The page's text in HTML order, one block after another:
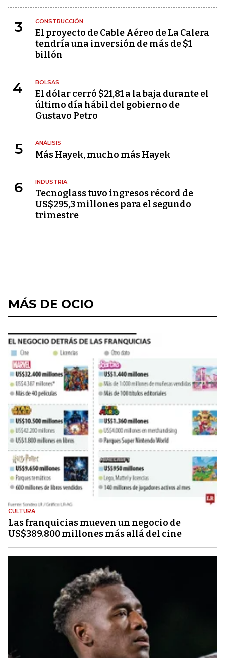
3 CONSTRUCCIÓN
El proyecto de Cable Aéreo de La Calera
tendría una inversión de más de $1
billón
4 BOLSAS
El dólar cerró $21,81 a la baja durante el
último día hábil del gobierno de
Gustavo Petro
5 ANÁLISIS
Más Hayek, mucho más Hayek
6 INDUSTRIA
Tecnoglass tuvo ingresos récord de
US$295,3 millones para el segundo
trimestre
MÁS DE OCIO
CULTURA
Las franquicias mueven un negocio de
US$389.800 millones más allá del cine